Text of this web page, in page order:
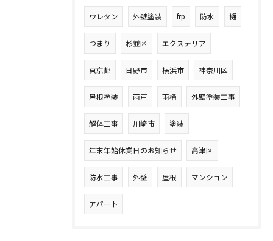
ウレタン 外壁塗装 frp 防水 樋
つまり 杉並区 エクステリア
東京都 日野市 横浜市 神奈川区
屋根塗装 雨戸 雨桶 外壁塗装工事
解体工事 川崎市 塗装
年末年始休業日のお知らせ 高津区
防水工事 外壁 屋根 マンション
アパート